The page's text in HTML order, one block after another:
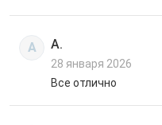
А А.
28 января 2026
Все отлично